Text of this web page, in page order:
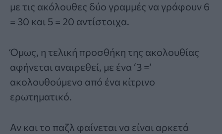
με τις ακόλουθες δύο γραμμές να γράφουν 6
= 30 και 5 = 20 αντίστοιχα.
Όμως, η τελική προσθήκη της ακολουθίας
αφήνεται αναιρεθεί, με ένα ‘3 =’
ακολουθούμενο από ένα κίτρινο
ερωτηματικό.
Αν και το παζλ φαίνεται να είναι αρκετά